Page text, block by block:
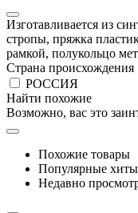
Изготавливается из
стропы, пряжка
рамкой, полукольцо
Страна происхождения
РОССИЯ
Найти похожие
Возможно, вас это
Похожие товары
Популярные
Недавно